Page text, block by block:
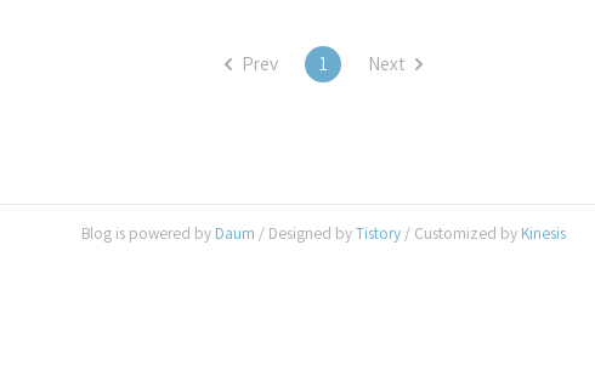
Prev 1 Next
Blog is powered by Daum / Designed by Tistory/ Customized by Kinesis